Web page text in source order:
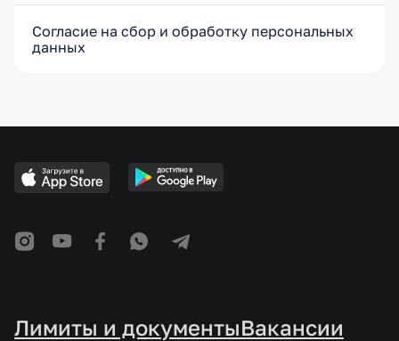
Согласие на сбор и обработку персональных
данных
Лимиты и документыВакансии